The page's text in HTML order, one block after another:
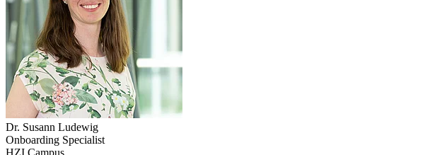
Dr. Susann Ludewig
Onboarding Specialist
HZI Campus